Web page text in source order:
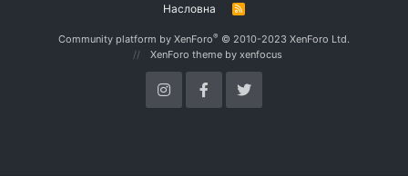
Насловна
R
Community platform by XenForo® © 2010-2023 XenForo Ltd.
XenForo theme by xenfocus